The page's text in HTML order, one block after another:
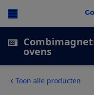
ovens
Toon alle producten